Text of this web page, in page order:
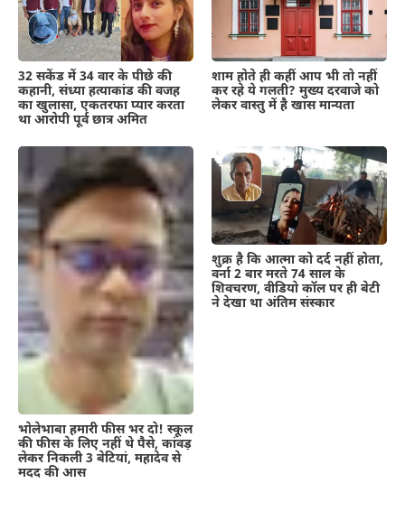
32 सकेंड में 34 वार के पीछे की
कहानी, संध्या हत्याकांड की वजह
का खुलासा, एकतरफा प्यार करता
था आरोपी पूर्व छात्र अमित
शाम होते ही कहीं आप भी तो नहीं
कर रहे ये गलती? मुख्य दरवाजे को
लेकर वास्तु में है खास मान्यता
भोलेभाबा हमारी फीस भर दो! स्कूल
की फीस के लिए नहीं थे पैसे, कांवड़
लेकर निकली 3 बेटियां, महादेव से
मदद की आस
शुक्र है कि आत्मा को दर्द नहीं होता,
वर्ना 2 बार मरते 74 साल के
शिवचरण, वीडियो कॉल पर ही बेटी
ने देखा था अंतिम संस्कार